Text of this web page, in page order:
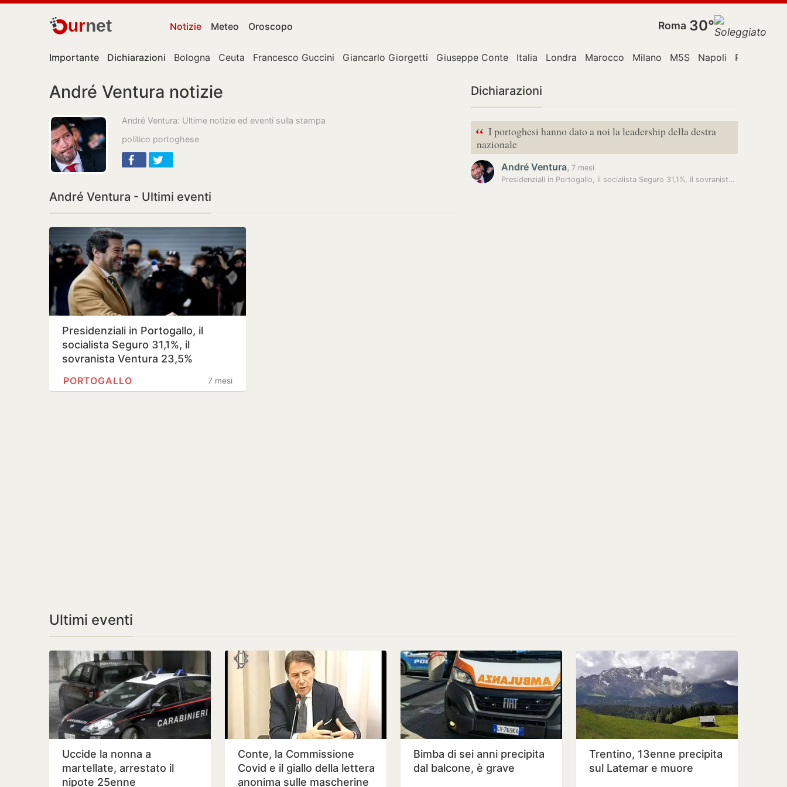
urnet Notizie Meteo Oroscopo Roma 30°
Importante Dichiarazioni Bologna Ceuta Francesco Guccini Giancarlo Giorgetti Giuseppe Conte Italia Londra Marocco Milano M5S Napoli Papa
André Ventura notizie
André Ventura: Ultime notizie ed eventi sulla stampa
politico portoghese
André Ventura - Ultimi eventi
Presidenziali in Portogallo, il
socialista Seguro 31,1%, il
sovranista Ventura 23,5%
7 mesi
PORTOGALLO
Dichiarazioni
“ I portoghesi hanno dato a noi la leadership della destra
nazionale
André Ventura, 7 mesi
Presidenziali in Portogallo, il socialista Seguro 31,1%, il sovranista…
Ultimi eventi
Uccide la nonna a
martellate, arrestato il
nipote 25enne
Conte, la Commissione
Covid e il giallo della lettera
anonima sulle mascherine
Bimba di sei anni precipita
dal balcone, è grave
Trentino, 13enne precipita
sul Latemar e muore